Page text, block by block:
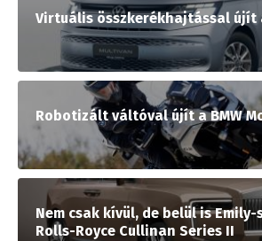
Virtuális összkerékhajtással újít
Robotizált váltóval újít a BMW
Nem csak kívül, de belül is
Rolls-Royce Cullinan Series II